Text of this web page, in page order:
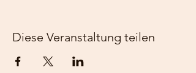
Diese Veranstaltung teilen